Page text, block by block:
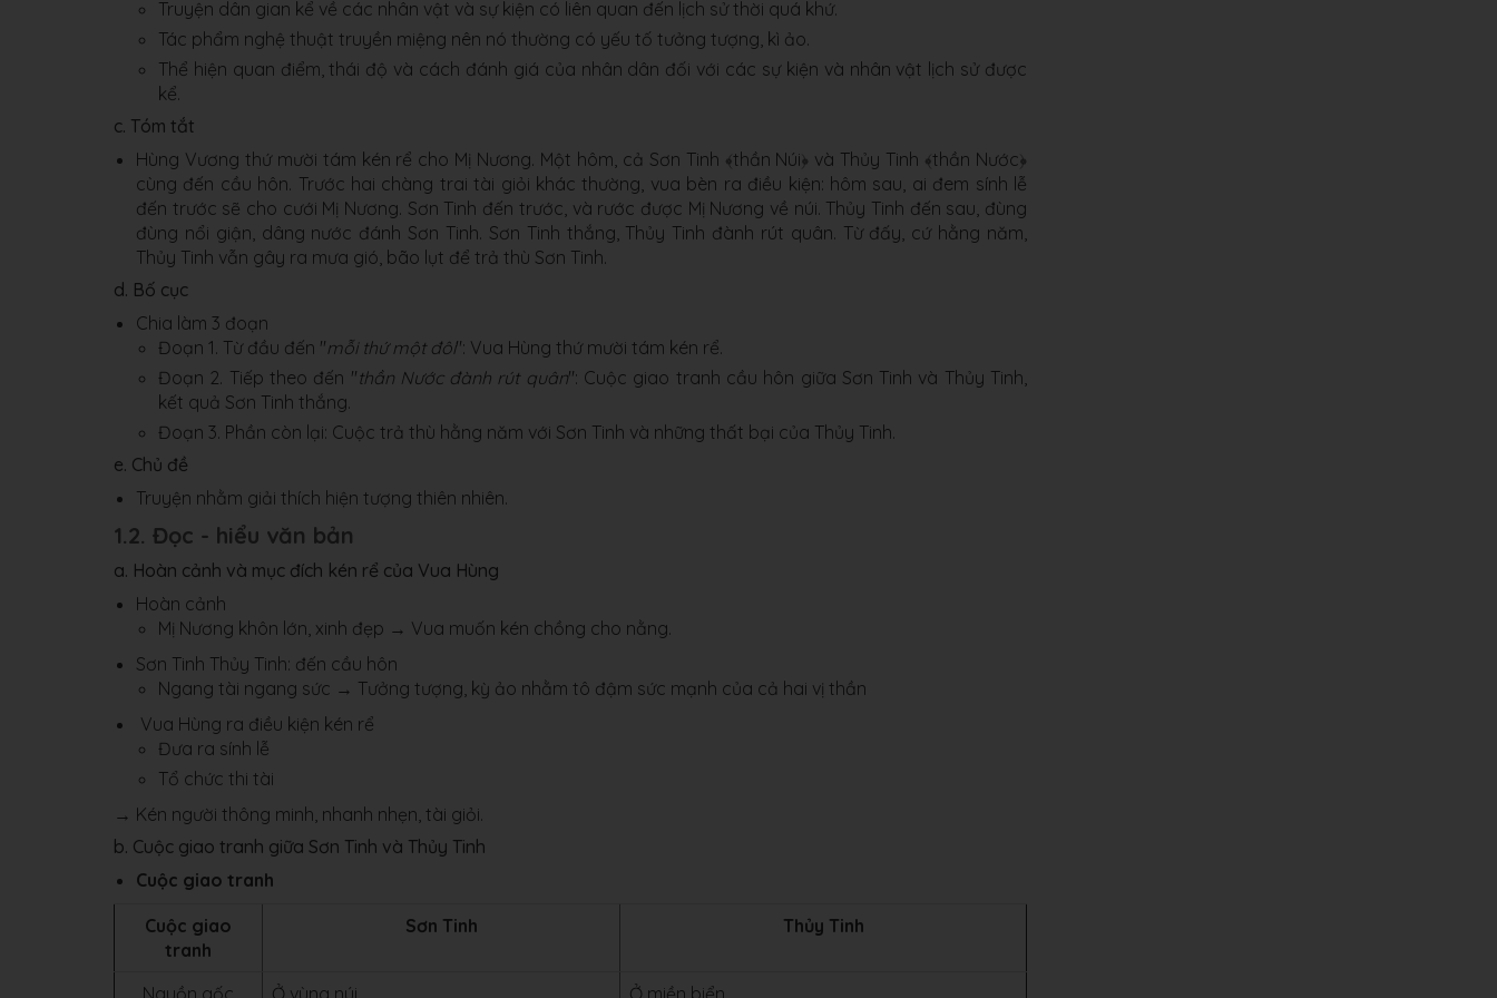
Truyện dân gian kể về các nhân vật và sự kiện có liên quan đến lịch sử thời quá khứ.
Tác phẩm nghệ thuật truyền miệng nên nó thường có yếu tố tưởng tượng, kì ảo.
Thể hiện quan điểm, thái độ và cách đánh giá của nhân dân đối với các sự kiện và nhân vật lịch sử được
kể.
c. Tóm tắt
Hùng Vương thứ mười tám kén rể cho Mị Nương. Một hôm, cả Sơn Tinh ﴾thần Núi﴿ và Thủy Tinh ﴾thần Nước﴿
cùng đến cầu hôn. Trước hai chàng trai tài giỏi khác thường, vua bèn ra điều kiện: hôm sau, ai đem sính lễ
đến trước sẽ cho cưới Mị Nương. Sơn Tinh đến trước, và rước được Mị Nương về núi. Thủy Tinh đến sau, đùng
đùng nổi giận, dâng nước đánh Sơn Tinh. Sơn Tinh thắng, Thủy Tinh đành rút quân. Từ đấy, cứ hằng năm,
Thủy Tinh vẫn gây ra mưa gió, bão lụt để trả thù Sơn Tinh.
d. Bố cục
Chia làm 3 đoạn
Đoạn 1. Từ đầu đến "mỗi thứ một đôi": Vua Hùng thứ mười tám kén rể.
Đoạn 2. Tiếp theo đến "thần Nước đành rút quân": Cuộc giao tranh cầu hôn giữa Sơn Tinh và Thủy Tinh,
kết quả Sơn Tinh thắng.
Đoạn 3. Phần còn lại: Cuộc trả thù hằng năm với Sơn Tinh và những thất bại của Thủy Tinh.
e. Chủ đề
Truyện nhằm giải thích hiện tượng thiên nhiên.
1.2. Đọc - hiểu văn bản
a. Hoàn cảnh và mục đích kén rể của Vua Hùng
Hoàn cảnh
Mị Nương khôn lớn, xinh đẹp → Vua muốn kén chồng cho nằng.
Sơn Tinh Thủy Tinh: đến cầu hôn
Ngang tài ngang sức → Tưởng tượng, kỳ ảo nhằm tô đậm sức mạnh của cả hai vị thần
Vua Hùng ra điều kiện kén rể
Đưa ra sính lễ
Tổ chức thi tài
→ Kén người thông minh, nhanh nhẹn, tài giỏi.
b. Cuộc giao tranh giữa Sơn Tinh và Thủy Tinh
Cuộc giao tranh
Cuộc giao
tranh
Sơn Tinh Thủy Tinh